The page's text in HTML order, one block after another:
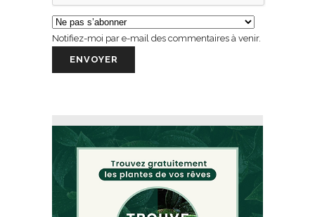
Notifiez-moi par e-mail des commentaires à venir.